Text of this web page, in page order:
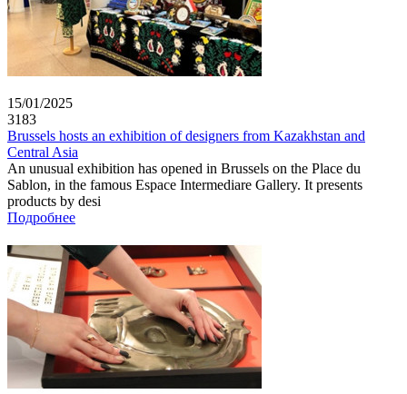
15/01/2025
3183
Brussels hosts an exhibition of designers from Kazakhstan and
Central Asia
An unusual exhibition has opened in Brussels on the Place du
Sablon, in the famous Espace Intermediare Gallery. It presents
products by desi
Подробнее